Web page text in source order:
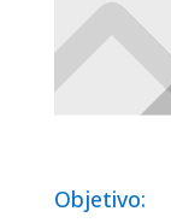
Objetivo: